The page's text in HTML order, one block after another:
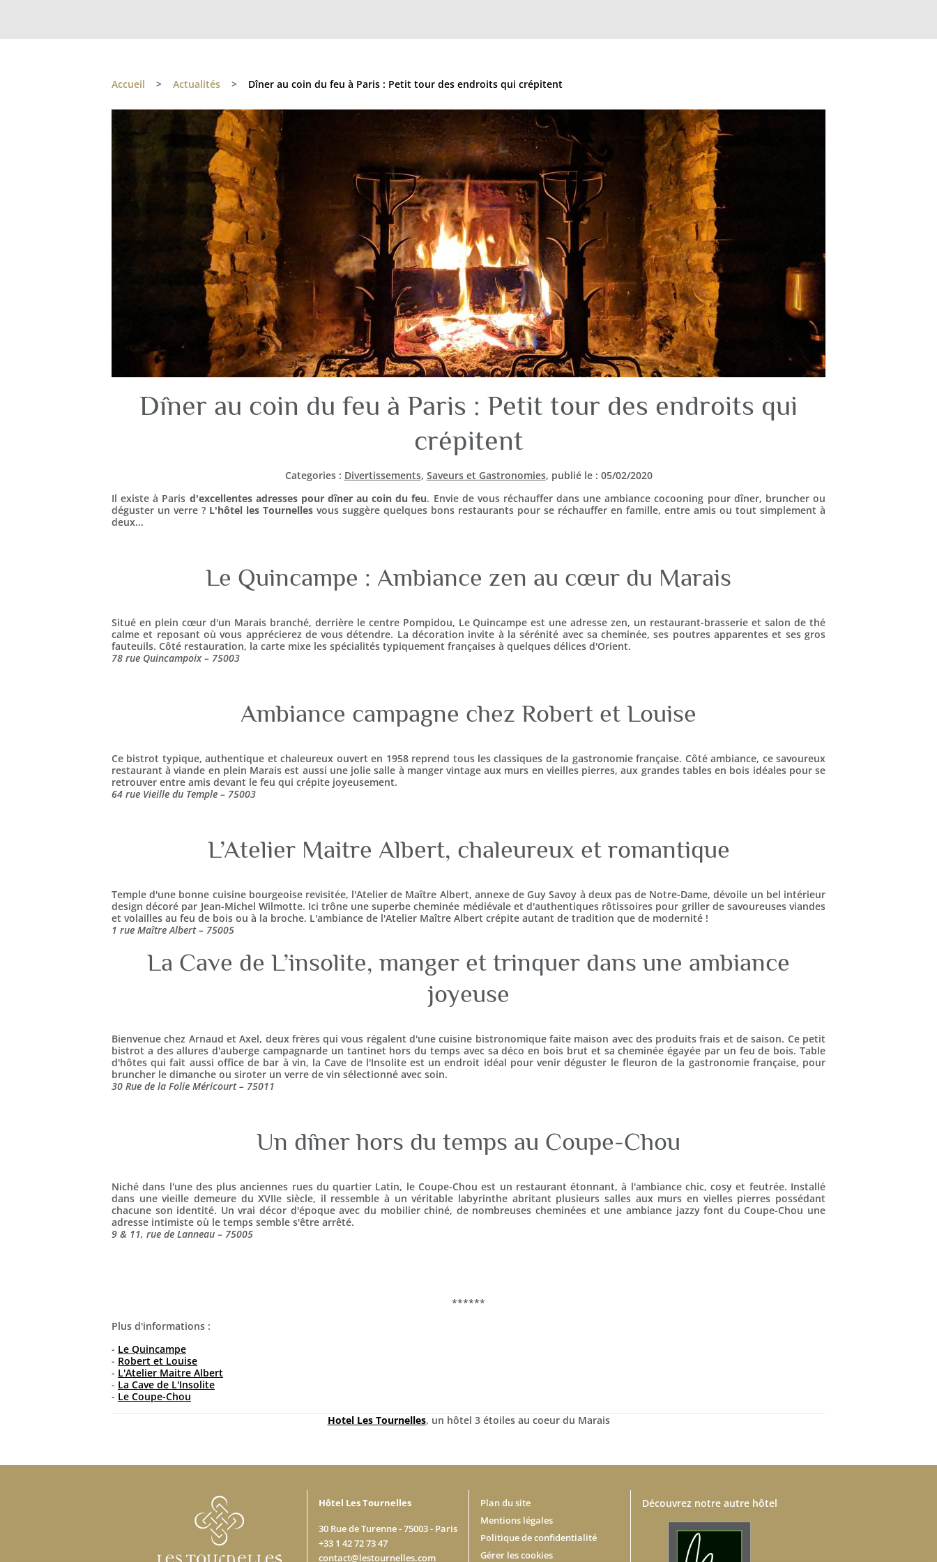
Accueil > Actualités > Dîner au coin du feu à Paris : Petit tour des endroits qui crépitent
Dîner au coin du feu à Paris : Petit tour des endroits qui
crépitent
Categories : Divertissements, Saveurs et Gastronomies, publié le : 05/02/2020
Il existe à Paris d'excellentes adresses pour dîner au coin du feu. Envie de vous réchauffer dans une ambiance cocooning pour dîner, bruncher ou
déguster un verre ? L'hôtel les Tournelles vous suggère quelques bons restaurants pour se réchauffer en famille, entre amis ou tout simplement à
deux...
Le Quincampe : Ambiance zen au cœur du Marais
Situé en plein cœur d'un Marais branché, derrière le centre Pompidou, Le Quincampe est une adresse zen, un restaurant-brasserie et salon de thé
calme et reposant où vous apprécierez de vous détendre. La décoration invite à la sérénité avec sa cheminée, ses poutres apparentes et ses gros
fauteuils. Côté restauration, la carte mixe les spécialités typiquement françaises à quelques délices d'Orient.
78 rue Quincampoix – 75003
Ambiance campagne chez Robert et Louise
Ce bistrot typique, authentique et chaleureux ouvert en 1958 reprend tous les classiques de la gastronomie française. Côté ambiance, ce savoureux
restaurant à viande en plein Marais est aussi une jolie salle à manger vintage aux murs en vieilles pierres, aux grandes tables en bois idéales pour se
retrouver entre amis devant le feu qui crépite joyeusement.
64 rue Vieille du Temple – 75003
L’Atelier Maitre Albert, chaleureux et romantique
Temple d'une bonne cuisine bourgeoise revisitée, l'Atelier de Maître Albert, annexe de Guy Savoy à deux pas de Notre-Dame, dévoile un bel intérieur
design décoré par Jean-Michel Wilmotte. Ici trône une superbe cheminée médiévale et d'authentiques rôtissoires pour griller de savoureuses viandes
et volailles au feu de bois ou à la broche. L'ambiance de l'Atelier Maître Albert crépite autant de tradition que de modernité !
1 rue Maître Albert – 75005
La Cave de L’insolite, manger et trinquer dans une ambiance
joyeuse
Bienvenue chez Arnaud et Axel, deux frères qui vous régalent d'une cuisine bistronomique faite maison avec des produits frais et de saison. Ce petit
bistrot a des allures d'auberge campagnarde un tantinet hors du temps avec sa déco en bois brut et sa cheminée égayée par un feu de bois. Table
d'hôtes qui fait aussi office de bar à vin, la Cave de l'Insolite est un endroit idéal pour venir déguster le fleuron de la gastronomie française, pour
bruncher le dimanche ou siroter un verre de vin sélectionné avec soin.
30 Rue de la Folie Méricourt – 75011
Un dîner hors du temps au Coupe-Chou
Niché dans l'une des plus anciennes rues du quartier Latin, le Coupe-Chou est un restaurant étonnant, à l'ambiance chic, cosy et feutrée. Installé
dans une vieille demeure du XVIIe siècle, il ressemble à un véritable labyrinthe abritant plusieurs salles aux murs en vielles pierres possédant
chacune son identité. Un vrai décor d'époque avec du mobilier chiné, de nombreuses cheminées et une ambiance jazzy font du Coupe-Chou une
adresse intimiste où le temps semble s'être arrêté.
9 & 11, rue de Lanneau – 75005
******
Plus d'informations :
- Le Quincampe
- Robert et Louise
- L'Atelier Maitre Albert
- La Cave de L'Insolite
- Le Coupe-Chou
Hotel Les Tournelles, un hôtel 3 étoiles au coeur du Marais
Hôtel Les Tournelles
30 Rue de Turenne - 75003 - Paris
+33 1 42 72 73 47
contact@lestournelles.com
Plan du site
Mentions légales
Politique de confidentialité
Gérer les cookies
Découvrez notre autre hôtel